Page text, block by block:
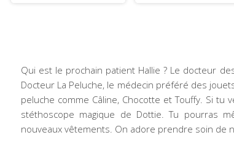
Qui est le prochain patient Hallie ? Le docteur
Docteur La Peluche, le médecin préféré des
peluche comme Câline, Chocotte et Touffy. Si tu
stéthoscope magique de Dottie. Tu pourras
nouveaux vêtements. On adore prendre soin de